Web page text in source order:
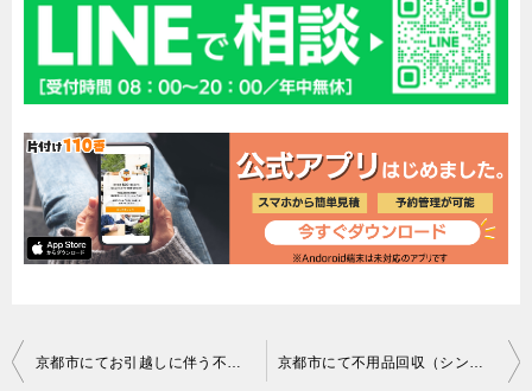
投
京都市にてお引越しに伴う不用品回収（掃除機、衣類）のご依頼 匿名希望様の声 京都市にて不用品回収（シングルマットレス、冷蔵庫）ご依頼の田中様の声